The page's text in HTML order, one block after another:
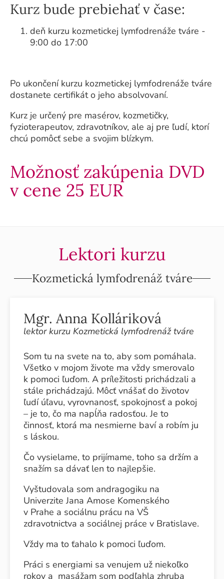
Kurz bude prebiehať v čase:
deň kurzu kozmetickej lymfodrenáže tváre -
9:00 do 17:00
Po ukončení kurzu kozmetickej lymfodrenáže tváre
dostanete certifikát o jeho absolvovaní.
Kurz je určený pre masérov, kozmetičky,
fyzioterapeutov, zdravotníkov, ale aj pre ľudí, ktorí
chcú pomôcť sebe a svojim blízkym.
Možnosť zakúpenia DVD
v cene 25 EUR
Lektori kurzu
Kozmetická lymfodrenáž tváre
Mgr. Anna Kolláriková
lektor kurzu Kozmetická lymfodrenáž tváre
Som tu na svete na to, aby som pomáhala.
Všetko v mojom živote ma vždy smerovalo
k pomoci ľuďom. A príležitosti prichádzali a
stále prichádzajú. Môcť vnášať do životov
ľudí úľavu, vyrovnanosť, spokojnosť a pokoj
– je to, čo ma napĺňa radosťou. Je to
činnosť, ktorá ma nesmierne baví a robím ju
s láskou.
Čo vysielame, to prijímame, toho sa držím a
snažím sa dávať len to najlepšie.
Vyštudovala som andragogiku na
Univerzite Jana Amose Komenského
v Prahe a sociálnu prácu na VŠ
zdravotnictva a sociálnej práce v Bratislave.
Vždy ma to ťahalo k pomoci ľuďom.
Práci s energiami sa venujem už niekoľko
rokov a masážam som podľahla zhruba